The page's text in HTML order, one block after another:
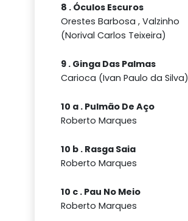
8 . Óculos Escuros
Orestes Barbosa , Valzinho
(Norival Carlos Teixeira)
9 . Ginga Das Palmas
Carioca (Ivan Paulo da Silva)
10 a . Pulmão De Aço
Roberto Marques
10 b . Rasga Saia
Roberto Marques
10 c . Pau No Meio
Roberto Marques